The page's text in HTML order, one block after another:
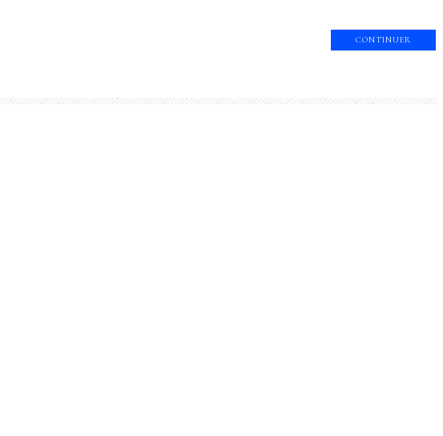
CONTINUER